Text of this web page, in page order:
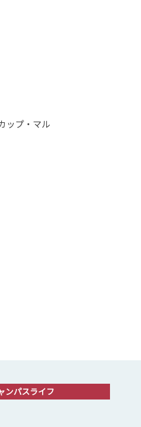
ップ・マル
ンパスライフ